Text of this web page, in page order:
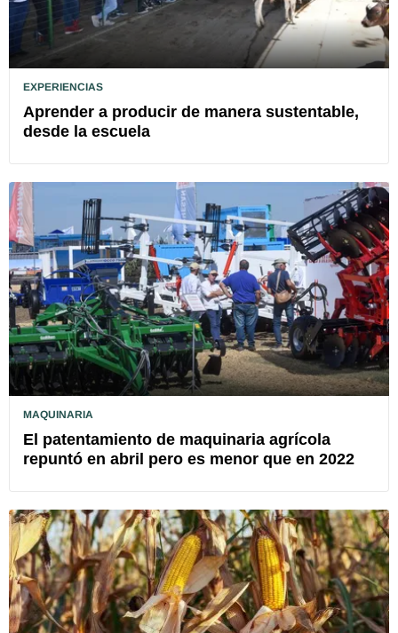
EXPERIENCIAS
Aprender a producir de manera sustentable,
desde la escuela
MAQUINARIA
El patentamiento de maquinaria agrícola
repuntó en abril pero es menor que en 2022